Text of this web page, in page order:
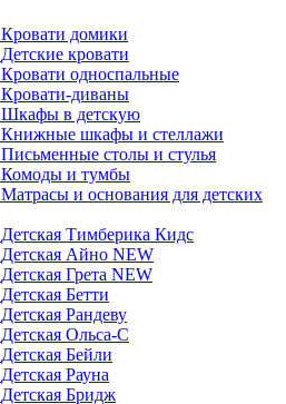
Кровати домики
Детские кровати
Кровати односпальные
Кровати-диваны
Шкафы в детскую
Книжные шкафы и стеллажи
Письменные столы и стулья
Комоды и тумбы
Матрасы и основания для детских
Детская Тимберика Кидс
Детская Айно NEW
Детская Грета NEW
Детская Бетти
Детская Рандеву
Детская Ольса-С
Детская Бейли
Детская Рауна
Детская Бридж